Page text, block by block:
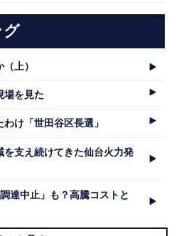
グ
上）
場を見た
け「世田谷区長選」
支え続けてきた仙台火力発
達中止」も？高騰コストと